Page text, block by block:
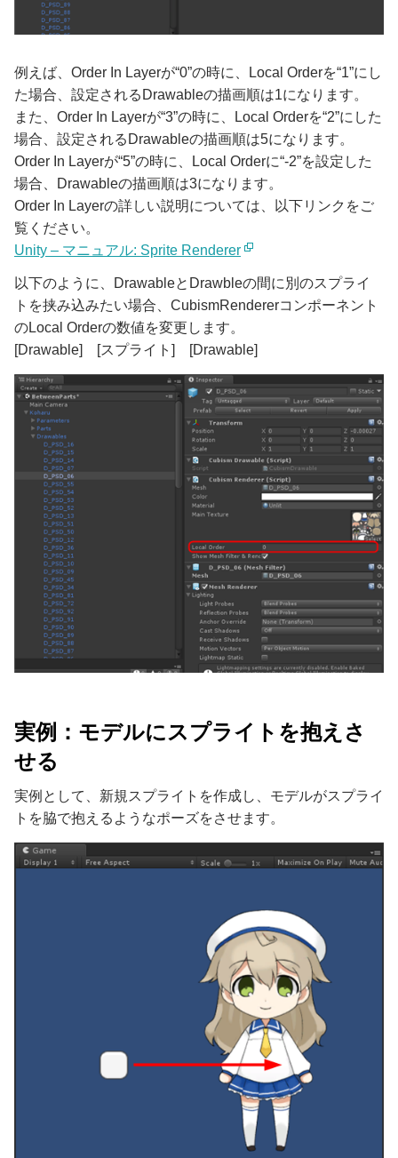
例えば、Order In Layerが“0”の時に、Local Orderを“1”にし
た場合、設定されるDrawableの描画順は1になります。
また、Order In Layerが“3”の時に、Local Orderを“2”にした
場合、設定されるDrawableの描画順は5になります。
Order In Layerが“5”の時に、Local Orderに“-2”を設定した
場合、Drawableの描画順は3になります。
Order In Layerの詳しい説明については、以下リンクをご
覧ください。
Unity – マニュアル: Sprite Renderer
以下のように、DrawableとDrawbleの間に別のスプライ
トを挟み込みたい場合、CubismRendererコンポーネント
のLocal Orderの数値を変更します。
[Drawable] [スプライト] [Drawable]
実例：モデルにスプライトを抱えさ
せる
実例として、新規スプライトを作成し、モデルがスプライ
トを脇で抱えるようなポーズをさせます。